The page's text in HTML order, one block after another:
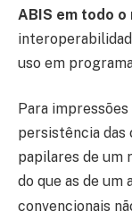
ABIS em todo o
uso em
Para
persistência
papilares de um
do que as de um
convencionais